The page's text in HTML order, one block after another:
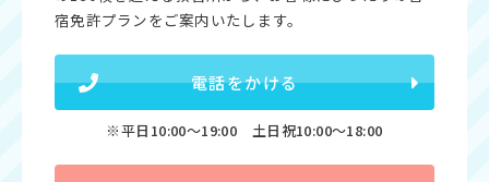
宿免許プランをご案内いたします。
電話をかける
※平日10:00〜19:00 土日祝10:00〜18:00